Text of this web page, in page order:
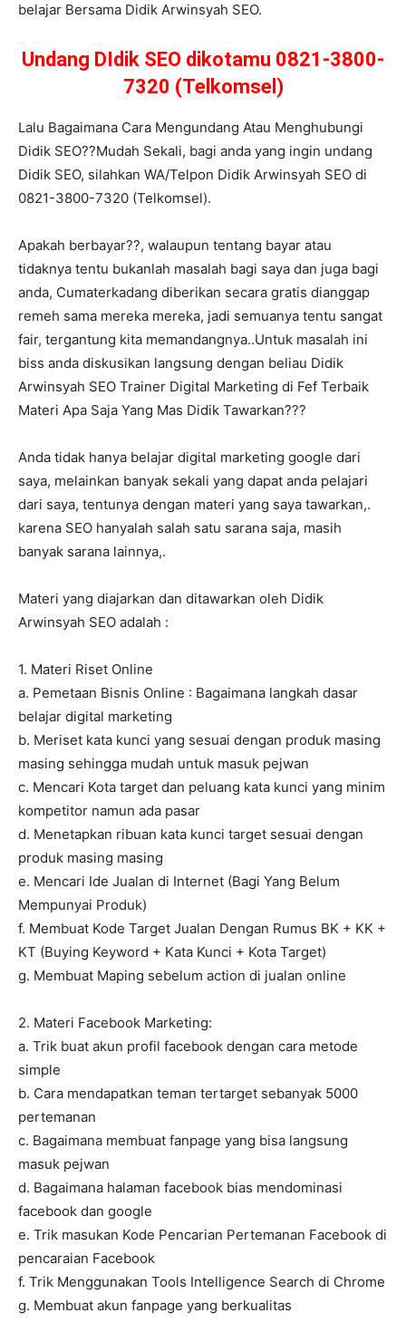
belajar Bersama Didik Arwinsyah SEO.
Undang DIdik SEO dikotamu 0821-3800-
7320 (Telkomsel)
Lalu Bagaimana Cara Mengundang Atau Menghubungi
Didik SEO??Mudah Sekali, bagi anda yang ingin undang
Didik SEO, silahkan WA/Telpon Didik Arwinsyah SEO di
0821-3800-7320 (Telkomsel).
Apakah berbayar??, walaupun tentang bayar atau
tidaknya tentu bukanlah masalah bagi saya dan juga bagi
anda, Cumaterkadang diberikan secara gratis dianggap
remeh sama mereka mereka, jadi semuanya tentu sangat
fair, tergantung kita memandangnya..Untuk masalah ini
biss anda diskusikan langsung dengan beliau Didik
Arwinsyah SEO Trainer Digital Marketing di Fef Terbaik
Materi Apa Saja Yang Mas Didik Tawarkan???
Anda tidak hanya belajar digital marketing google dari
saya, melainkan banyak sekali yang dapat anda pelajari
dari saya, tentunya dengan materi yang saya tawarkan,.
karena SEO hanyalah salah satu sarana saja, masih
banyak sarana lainnya,.
Materi yang diajarkan dan ditawarkan oleh Didik
Arwinsyah SEO adalah :
1. Materi Riset Online
a. Pemetaan Bisnis Online : Bagaimana langkah dasar
belajar digital marketing
b. Meriset kata kunci yang sesuai dengan produk masing
masing sehingga mudah untuk masuk pejwan
c. Mencari Kota target dan peluang kata kunci yang minim
kompetitor namun ada pasar
d. Menetapkan ribuan kata kunci target sesuai dengan
produk masing masing
e. Mencari Ide Jualan di Internet (Bagi Yang Belum
Mempunyai Produk)
f. Membuat Kode Target Jualan Dengan Rumus BK + KK +
KT (Buying Keyword + Kata Kunci + Kota Target)
g. Membuat Maping sebelum action di jualan online
2. Materi Facebook Marketing:
a. Trik buat akun profil facebook dengan cara metode
simple
b. Cara mendapatkan teman tertarget sebanyak 5000
pertemanan
c. Bagaimana membuat fanpage yang bisa langsung
masuk pejwan
d. Bagaimana halaman facebook bias mendominasi
facebook dan google
e. Trik masukan Kode Pencarian Pertemanan Facebook di
pencaraian Facebook
f. Trik Menggunakan Tools Intelligence Search di Chrome
g. Membuat akun fanpage yang berkualitas